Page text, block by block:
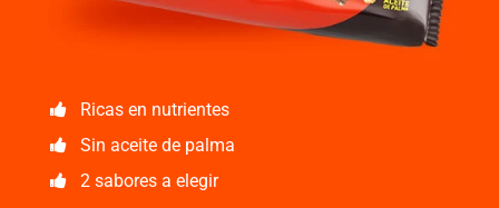
Ricas en nutrientes
Sin aceite de palma
2 sabores a elegir